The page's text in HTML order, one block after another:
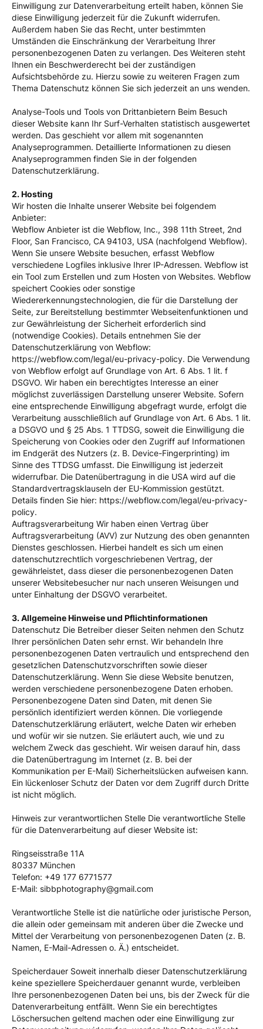
Einwilligung zur Datenverarbeitung erteilt haben, können Sie
diese Einwilligung jederzeit für die Zukunft widerrufen.
Außerdem haben Sie das Recht, unter bestimmten
Umständen die Einschränkung der Verarbeitung Ihrer
personenbezogenen Daten zu verlangen. Des Weiteren steht
Ihnen ein Beschwerderecht bei der zuständigen
Aufsichtsbehörde zu. Hierzu sowie zu weiteren Fragen zum
Thema Datenschutz können Sie sich jederzeit an uns wenden.
Analyse-Tools und Tools von Dritt­anbietern Beim Besuch
dieser Website kann Ihr Surf-Verhalten statistisch ausgewertet
werden. Das geschieht vor allem mit sogenannten
Analyseprogrammen. Detaillierte Informationen zu diesen
Analyseprogrammen finden Sie in der folgenden
Datenschutzerklärung.
2. Hosting
Wir hosten die Inhalte unserer Website bei folgendem
Anbieter:
Webflow Anbieter ist die Webflow, Inc., 398 11th Street, 2nd
Floor, San Francisco, CA 94103, USA (nachfolgend Webflow).
Wenn Sie unsere Website besuchen, erfasst Webflow
verschiedene Logfiles inklusive Ihrer IP-Adressen. Webflow ist
ein Tool zum Erstellen und zum Hosten von Websites. Webflow
speichert Cookies oder sonstige
Wiedererkennungstechnologien, die für die Darstellung der
Seite, zur Bereitstellung bestimmter Webseitenfunktionen und
zur Gewährleistung der Sicherheit erforderlich sind
(notwendige Cookies). Details entnehmen Sie der
Datenschutzerklärung von Webflow:
https://webflow.com/legal/eu-privacy-policy. Die Verwendung
von Webflow erfolgt auf Grundlage von Art. 6 Abs. 1 lit. f
DSGVO. Wir haben ein berechtigtes Interesse an einer
möglichst zuverlässigen Darstellung unserer Website. Sofern
eine entsprechende Einwilligung abgefragt wurde, erfolgt die
Verarbeitung ausschließlich auf Grundlage von Art. 6 Abs. 1 lit.
a DSGVO und § 25 Abs. 1 TTDSG, soweit die Einwilligung die
Speicherung von Cookies oder den Zugriff auf Informationen
im Endgerät des Nutzers (z. B. Device-Fingerprinting) im
Sinne des TTDSG umfasst. Die Einwilligung ist jederzeit
widerrufbar. Die Datenübertragung in die USA wird auf die
Standardvertragsklauseln der EU-Kommission gestützt.
Details finden Sie hier: https://webflow.com/legal/eu-privacy-
policy.
Auftragsverarbeitung Wir haben einen Vertrag über
Auftragsverarbeitung (AVV) zur Nutzung des oben genannten
Dienstes geschlossen. Hierbei handelt es sich um einen
datenschutzrechtlich vorgeschriebenen Vertrag, der
gewährleistet, dass dieser die personenbezogenen Daten
unserer Websitebesucher nur nach unseren Weisungen und
unter Einhaltung der DSGVO verarbeitet.
3. Allgemeine Hinweise und Pflicht­informationen
Datenschutz Die Betreiber dieser Seiten nehmen den Schutz
Ihrer persönlichen Daten sehr ernst. Wir behandeln Ihre
personenbezogenen Daten vertraulich und entsprechend den
gesetzlichen Datenschutzvorschriften sowie dieser
Datenschutzerklärung. Wenn Sie diese Website benutzen,
werden verschiedene personenbezogene Daten erhoben.
Personenbezogene Daten sind Daten, mit denen Sie
persönlich identifiziert werden können. Die vorliegende
Datenschutzerklärung erläutert, welche Daten wir erheben
und wofür wir sie nutzen. Sie erläutert auch, wie und zu
welchem Zweck das geschieht. Wir weisen darauf hin, dass
die Datenübertragung im Internet (z. B. bei der
Kommunikation per E-Mail) Sicherheitslücken aufweisen kann.
Ein lückenloser Schutz der Daten vor dem Zugriff durch Dritte
ist nicht möglich.
Hinweis zur verantwortlichen Stelle Die verantwortliche Stelle
für die Datenverarbeitung auf dieser Website ist:
Ringseisstraße 11A
80337 München
Telefon: ‭+49 177 6771577‬
E-Mail: sibbphotography@gmail.com
Verantwortliche Stelle ist die natürliche oder juristische Person,
die allein oder gemeinsam mit anderen über die Zwecke und
Mittel der Verarbeitung von personenbezogenen Daten (z. B.
Namen, E-Mail-Adressen o. Ä.) entscheidet.
Speicherdauer Soweit innerhalb dieser Datenschutzerklärung
keine speziellere Speicherdauer genannt wurde, verbleiben
Ihre personenbezogenen Daten bei uns, bis der Zweck für die
Datenverarbeitung entfällt. Wenn Sie ein berechtigtes
Löschersuchen geltend machen oder eine Einwilligung zur